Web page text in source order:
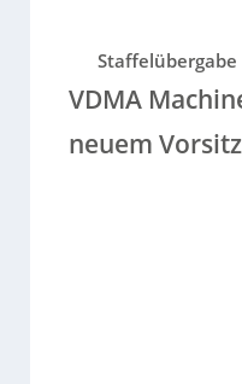
Staffelübergabe
VDMA
neuem Vorsitz